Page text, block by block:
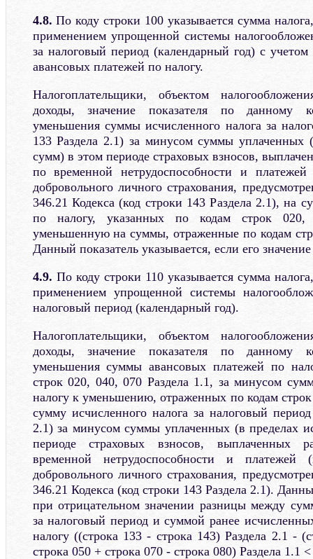
4.8. По коду строки 100 указывается сумма
применением упрощенной системы
за налоговый период (календарный год) с
авансовых платежей по налогу.
Налогоплательщики, объектом
доходы, значение показателя по данному
уменьшения суммы исчисленного налога за
133 Раздела 2.1) за минусом суммы уплаченных
сумм) в этом периоде страховых взносов,
по временной нетрудоспособности и
добровольного личного страхования,
346.21 Кодекса (код строки 143 Раздела 2.1), на
по налогу, указанных по кодам строк
уменьшенную на суммы, отраженные по кодам
Данный показатель указывается, если его
4.9. По коду строки 110 указывается сумма
применением упрощенной системы
налоговый период (календарный год).
Налогоплательщики, объектом
доходы, значение показателя по данному
уменьшения суммы авансовых платежей по
строк 020, 040, 070 Раздела 1.1, за минусом
налогу к уменьшению, отраженных по кодам
сумму исчисленного налога за налоговый
2.1) за минусом суммы уплаченных (в пределах
периоде страховых взносов, выплаченных
временной нетрудоспособности и платежей
добровольного личного страхования,
346.21 Кодекса (код строки 143 Раздела 2.1).
при отрицательном значении разницы между
за налоговый период и суммой ранее
налогу ((строка 133 - строка 143) Раздела 2.1 -
строка 050 + строка 070 - строка 080) Раздела 1.1